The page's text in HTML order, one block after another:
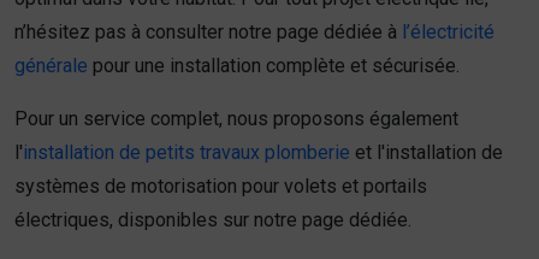
n’hésitez pas à consulter notre page dédiée à l’électricité
générale pour une installation complète et sécurisée.
Pour un service complet, nous proposons également
l'installation de petits travaux plomberie et l'installation de
systèmes de motorisation pour volets et portails
électriques, disponibles sur notre page dédiée.